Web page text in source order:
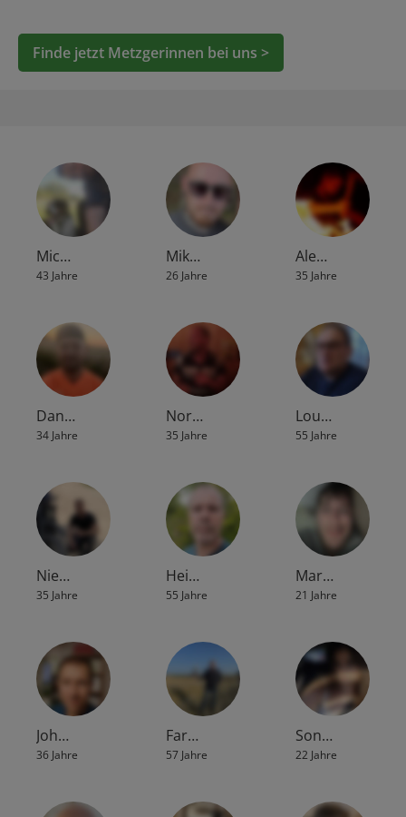
Finde jetzt Metzgerinnen bei uns >
Mic…
43 Jahre
Mik…
26 Jahre
Ale…
35 Jahre
Dan…
34 Jahre
Nor…
35 Jahre
Lou…
55 Jahre
Nie…
35 Jahre
Hei…
55 Jahre
Mar…
21 Jahre
Joh…
36 Jahre
Far…
57 Jahre
Son…
22 Jahre